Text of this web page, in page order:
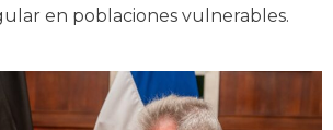
en poblaciones vulnerables.